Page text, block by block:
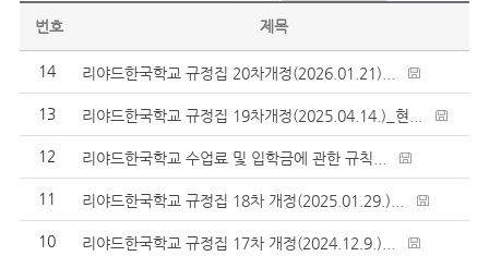
번호 제목
14 리야드한국학교 규정집 20차개정(2026.01.21)...
13 리야드한국학교 규정집 19차개정(2025.04.14.)_현...
12 리야드한국학교 수업료 및 입학금에 관한 규칙...
11 리야드한국학교 규정집 18차 개정(2025.01.29.)...
10 리야드한국학교 규정집 17차 개정(2024.12.9.)...